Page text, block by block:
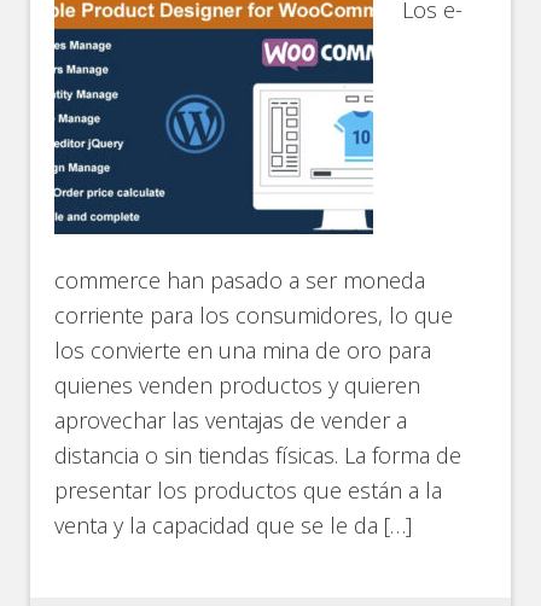
Los e-
commerce han pasado a ser moneda
corriente para los consumidores, lo que
los convierte en una mina de oro para
quienes venden productos y quieren
aprovechar las ventajas de vender a
distancia o sin tiendas físicas. La forma de
presentar los productos que están a la
venta y la capacidad que se le da […]